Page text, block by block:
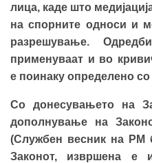
лица, каде што
на спорните односи и
разрешување.
применуваат и во
е поинаку определено
Со донесувањето на
дополнување на
(Службен весник на РМ
Законот, извршена е